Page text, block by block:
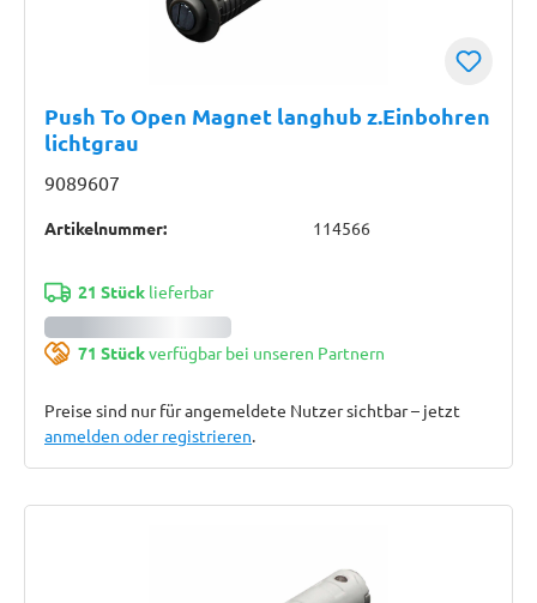
Push To Open Magnet langhub z.Einbohren
lichtgrau
9089607
Artikelnummer: 114566
21 Stücklieferbar
71 Stückverfügbar bei unseren Partnern
Preise sind nur für angemeldete Nutzer sichtbar – jetzt
anmelden oder registrieren.